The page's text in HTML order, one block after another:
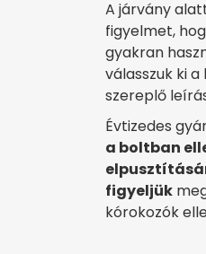
A járvány
figyelmet,
gyakran
válasszuk ki
szereplő
Évtizedes
a boltban
figyeljük
kórokozók